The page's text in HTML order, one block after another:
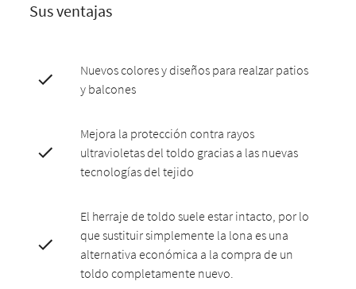
Sus ventajas
Nuevos colores y diseños para realzar patios
y balcones
Mejora la protección contra rayos
ultravioletas del toldo gracias a las nuevas
tecnologías del tejido
El herraje de toldo suele estar intacto, por lo
que sustituir simplemente la lona es una
alternativa económica a la compra de un
toldo completamente nuevo.